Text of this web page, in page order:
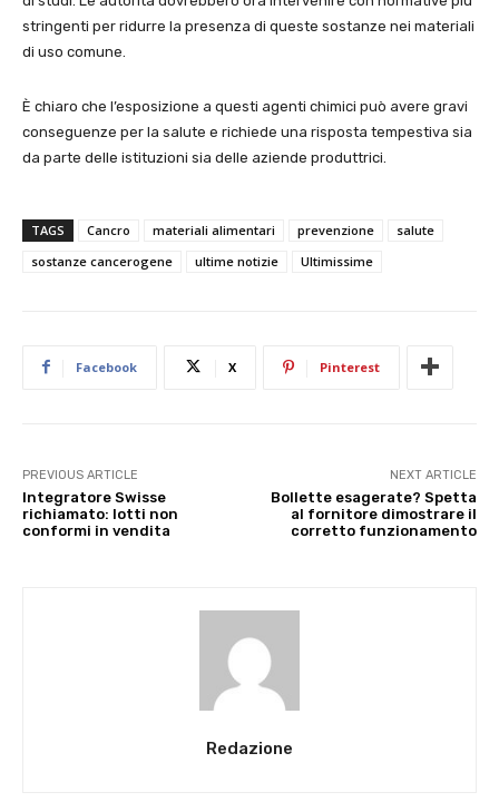
stringenti per ridurre la presenza di queste sostanze nei materiali
di uso comune.
È chiaro che l’esposizione a questi agenti chimici può avere gravi
conseguenze per la salute e richiede una risposta tempestiva sia
da parte delle istituzioni sia delle aziende produttrici.
TAGS Cancro materiali alimentari prevenzione
salute
sostanze cancerogene
ultime notizie Ultimissime
Facebook X Pinterest
PREVIOUS ARTICLE
Integratore Swisse
richiamato: lotti non
conformi in vendita
NEXT ARTICLE
Bollette esagerate? Spetta
al fornitore dimostrare il
corretto funzionamento
Redazione